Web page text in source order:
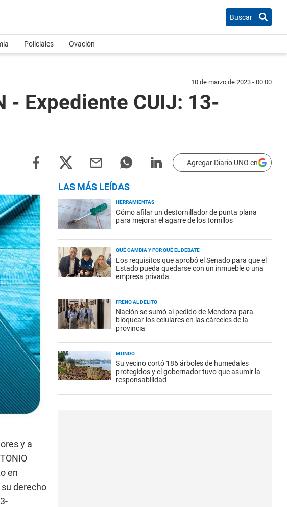
Buscar
Policiales Ovación
10 de marzo de 2023 - 00:00
- Expediente CUIJ: 13-
Agregar Diario UNO en
y a
en
derecho
LAS MÁS LEÍDAS
HERRAMIENTAS
Cómo afilar un destornillador de punta plana
para mejorar el agarre de los tornillos
QUÉ CAMBIA Y POR QUÉ EL DEBATE
Los requisitos que aprobó el Senado para que el
Estado pueda quedarse con un inmueble o una
empresa privada
FRENO AL DELITO
Nación se sumó al pedido de Mendoza para
bloquear los celulares en las cárceles de la
provincia
MUNDO
Su vecino cortó 186 árboles de humedales
protegidos y el gobernador tuvo que asumir la
responsabilidad